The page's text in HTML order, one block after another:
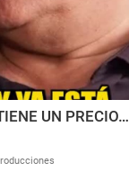
UN PRECIO…